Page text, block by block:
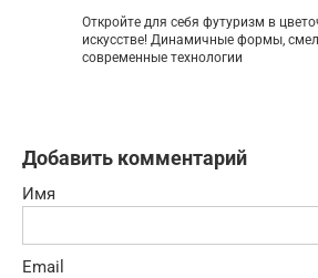
Откройте для себя футуризм в
искусстве! Динамичные формы,
современные технологии
Добавить комментарий
Имя
Email